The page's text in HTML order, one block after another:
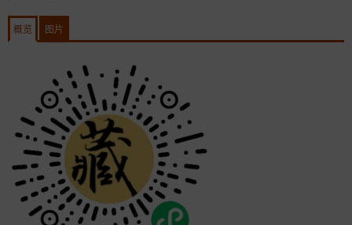
概览 图片